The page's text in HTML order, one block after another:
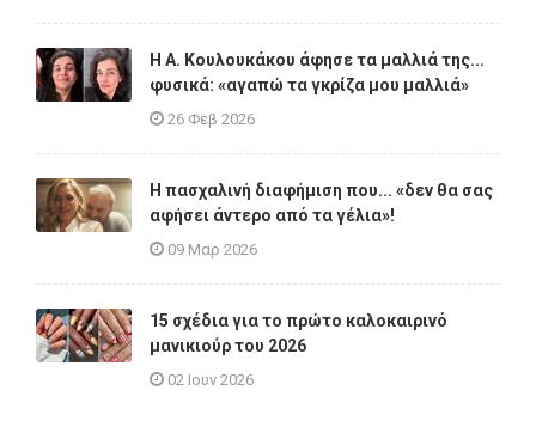
Η A. Κουλουκάκου άφησε τα μαλλιά της...
φυσικά: «αγαπώ τα γκρίζα μου μαλλιά»
26 Φεβ 2026
Η πασχαλινή διαφήμιση που... «δεν θα σας
αφήσει άντερο από τα γέλια»!
09 Μαρ 2026
15 σχέδια για το πρώτο καλοκαιρινό
μανικιούρ του 2026
02 Ιουν 2026